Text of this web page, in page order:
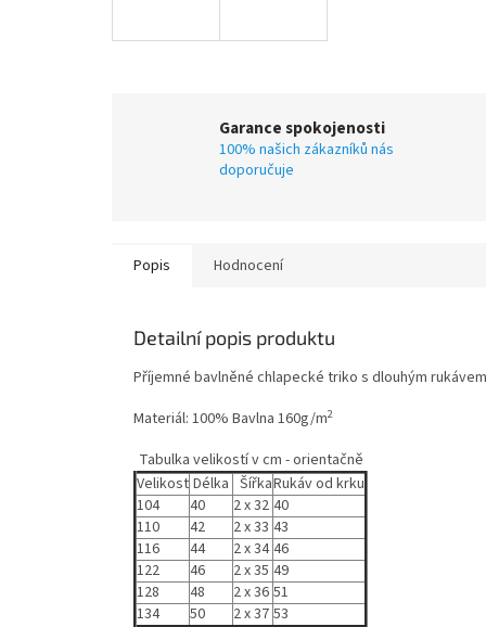
Garance spokojenosti
100% našich zákazníků nás
doporučuje
Popis Hodnocení
Detailní popis produktu
Příjemné bavlněné chlapecké triko s dlouhým
Materiál: 100% Bavlna 160g/m2
Tabulka velikostí v cm - orientačně
Velikost Délka ŠířkaRukáv od krku
104
40 2 x 32 40
110
42 2 x 33 43
116
44 2 x 34 46
122
46 2 x 35 49
128
48 2 x 36 51
134
50 2 x 37 53